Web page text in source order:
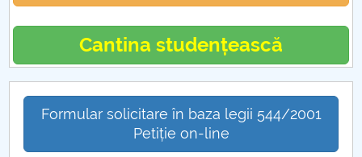
Cantina studențească
Formular solicitare în baza legii 544/2001
Petiție on-line